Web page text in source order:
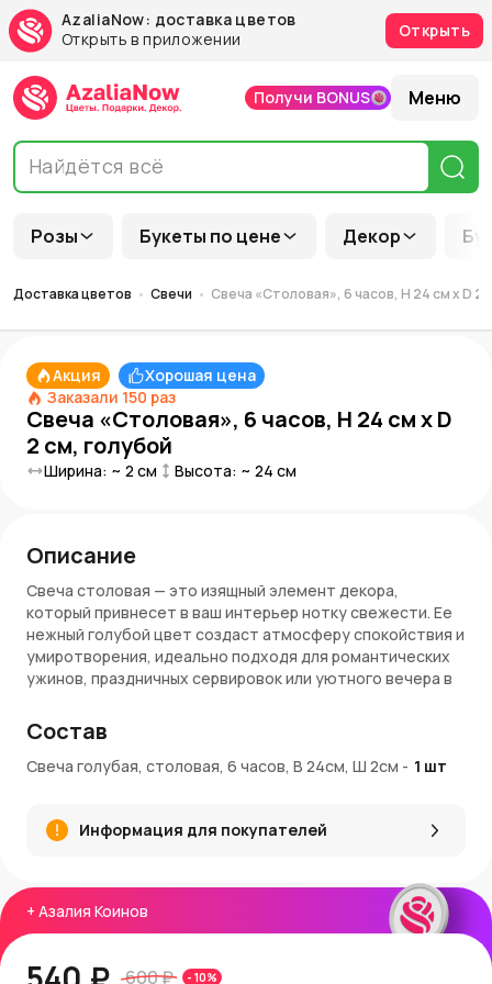
AzaliaNow: доставка цветов
Открыть в приложении
Открыть
Розы Букеты по цене Декор
Получи BONUS Меню
Доставка цветов Свечи Свеча «Столовая», 6 часов, H 24 см x D 2
Акция
Хорошая цена
Заказали 150 раз
Свеча «Столовая», 6 часов, H 24 см x D
2 см, голубой
Ширина: ~ 2 см Высота: ~ 24 см
+ Азалия Коинов
600 ₽ - 10%
Описание
Свеча столовая — это изящный элемент декора,
который привнесет в ваш интерьер нотку свежести. Ее
нежный голубой цвет создаст атмосферу спокойствия и
умиротворения, идеально подходя для романтических
ужинов, праздничных сервировок или уютного вечера в
Преимущества:
Нежный голубой оттенок, добавляющий интерьеру
Время горения до 6 часов — идеальный вариант для
особых случаев
Оптимальные размеры: высота 24 см, диаметр 2 см
Информация о покупке и доставке:
Вы можете
купить свечу
Состав
Свеча голубая, столовая, 6 часов, В 24см, Ш 2см - 1 шт
Информация для покупателей